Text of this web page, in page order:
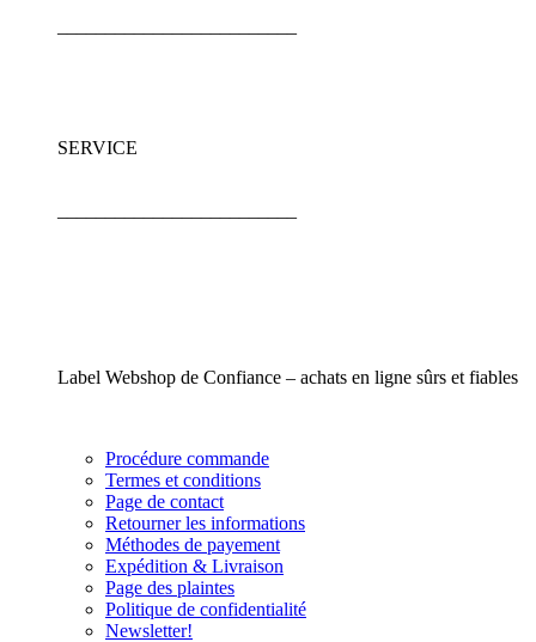
SERVICE
Label Webshop de Confiance – achats en ligne sûrs et fiables
Procédure commande
Termes et conditions
Page de contact
Retourner les informations
Méthodes de payement
Expédition & Livraison
Page des plaintes
Politique de confidentialité
Newsletter!